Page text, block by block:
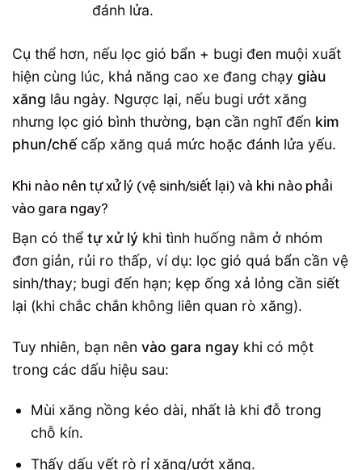
đánh lửa.
Cụ thể hơn, nếu lọc gió bẩn + bugi đen muội xuất
hiện cùng lúc, khả năng cao xe đang chạy giàu
xăng lâu ngày. Ngược lại, nếu bugi ướt xăng
nhưng lọc gió bình thường, bạn cần nghĩ đến kim
phun/chếcấp xăng quá mức hoặc đánh lửa yếu.
Khi nào nên tự xử lý (vệ sinh/siết lại) và khi nào phải
vào gara ngay?
Bạn có thể tự xử lý khi tình huống nằm ở nhóm
đơn giản, rủi ro thấp, ví dụ: lọc gió quá bẩn cần vệ
sinh/thay; bugi đến hạn; kẹp ống xả lỏng cần siết
lại (khi chắc chắn không liên quan rò xăng).
Tuy nhiên, bạn nên vào gara ngay khi có một
trong các dấu hiệu sau:
Mùi xăng nồng kéo dài, nhất là khi đỗ trong
chỗ kín.
Thấy dấu vết rò rỉ xăng/ướt xăng.